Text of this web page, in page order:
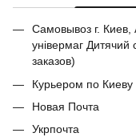
Самовывоз г.
універмаг
заказов)
Курьером по Киеву
Новая Почта
Укрпочта